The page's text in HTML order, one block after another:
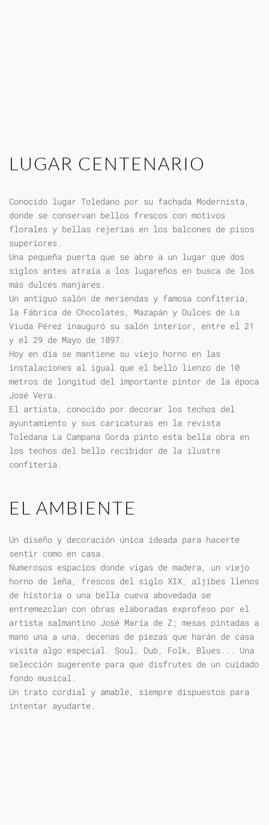
LUGAR CENTENARIO
Conocido lugar Toledano por su fachada Modernista,
donde se conservan bellos frescos con motivos
florales y bellas rejerías en los balcones de pisos
superiores.
Una pequeña puerta que se abre a un lugar que dos
siglos antes atraía a los lugareños en busca de los
más dulces manjares.
Un antiguo salón de meriendas y famosa confitería,
la Fábrica de Chocolates, Mazapán y Dulces de La
Viuda Pérez inauguró su salón interior, entre el 21
y el 29 de Mayo de 1897.
Hoy en día se mantiene su viejo horno en las
instalaciones al igual que el bello lienzo de 10
metros de longitud del importante pintor de la época
José Vera.
El artista, conocido por decorar los techos del
ayuntamiento y sus caricaturas en la revista
Toledana La Campana Gorda pinto esta bella obra en
los techos del bello recibidor de la ilustre
confitería.
EL AMBIENTE
Un diseño y decoración única ideada para hacerte
sentir como en casa.
Numerosos espacios donde vigas de madera, un viejo
horno de leña, frescos del siglo XIX, aljibes llenos
de historia o una bella cueva abovedada se
entremezclan con obras elaboradas exprofeso por el
artista salmantino José María de Z; mesas pintadas a
mano una a una, decenas de piezas que harán de casa
visita algo especial. Soul, Dub, Folk, Blues... Una
selección sugerente para que disfrutes de un cuidado
fondo musical.
Un trato cordial y amable, siempre dispuestos para
intentar ayudarte.